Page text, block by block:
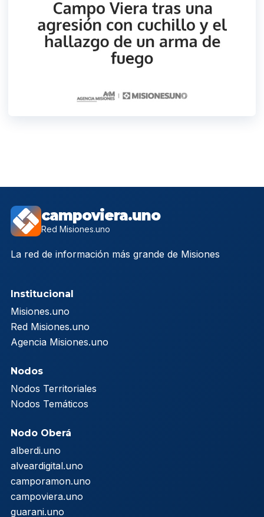
campoviera.uno
Red Misiones.uno
La red de información más grande de Misiones
Institucional
Misiones.uno
Red Misiones.uno
Agencia Misiones.uno
Nodos
Nodos Territoriales
Nodos Temáticos
Nodo Oberá
alberdi.uno
alveardigital.uno
camporamon.uno
campoviera.uno
guarani.uno